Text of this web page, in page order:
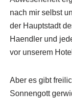
nach mir selbst
der Hauptstadt
Haendler und
vor unserem
Aber es gibt
Sonnengott